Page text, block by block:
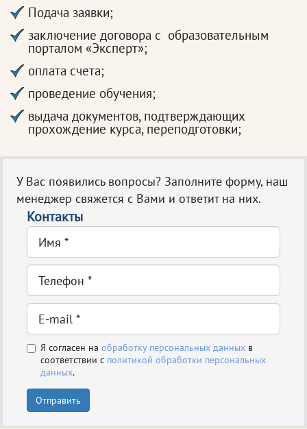
Подача заявки;
заключение договора с образовательным
порталом «Эксперт»;
оплата счета;
проведение обучения;
выдача документов, подтверждающих
прохождение курса, переподготовки;
У Вас появились вопросы? Заполните форму, наш
менеджер свяжется с Вами и ответит на них.
Контакты
Я согласен на обработку персональных данных в
соответствии с политикой обработки персональных
данных.
Отправить